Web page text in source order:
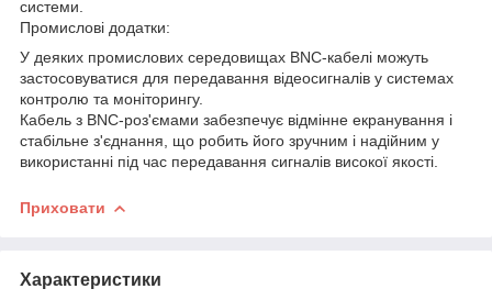
системи.
Промислові додатки:
У деяких промислових середовищах BNC-кабелі можуть
застосовуватися для передавання відеосигналів у системах
контролю та моніторингу.
Кабель з BNC-роз'ємами забезпечує відмінне екранування і
стабільне з'єднання, що робить його зручним і надійним у
використанні під час передавання сигналів високої якості.
Приховати
Характеристики